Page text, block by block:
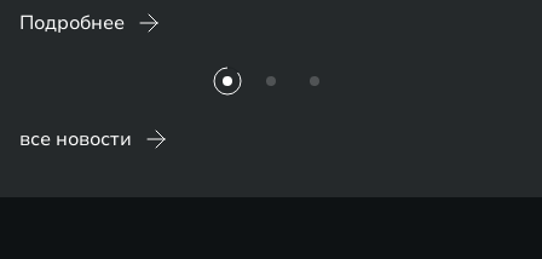
Подробнее
все новости